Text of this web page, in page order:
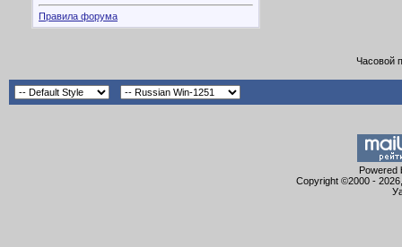
Правила форума
Часовой
Powered
Copyright ©2000 -